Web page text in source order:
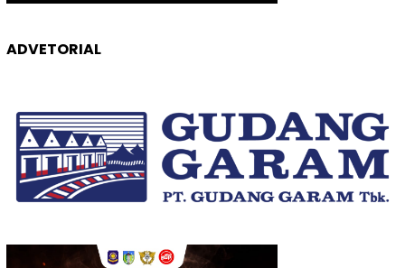
ADVETORIAL